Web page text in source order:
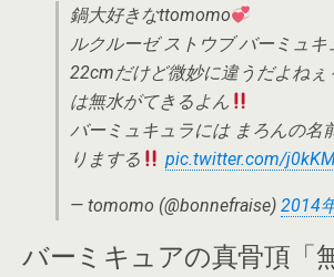
鍋大好きなttomomo
ルクルーゼ ストウブ バーミュキ
22cmだけど微妙に違うだよねぇ
は無水がてきるよん
バーミュキュラには まろんの名
りまする
pic.twitter.com/
— tomomo (@bonnefraise) 2014
バーミキュアの真骨頂「